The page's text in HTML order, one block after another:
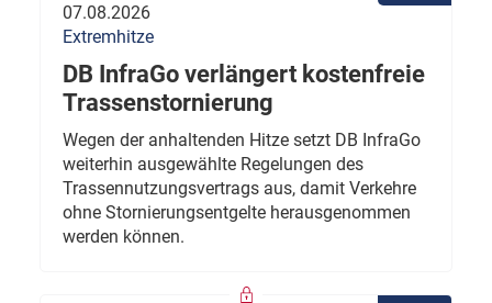
07.08.2026
Extremhitze
DB InfraGo verlängert kostenfreie
Trassenstornierung
Wegen der anhaltenden Hitze setzt DB InfraGo
weiterhin ausgewählte Regelungen des
Trassennutzungsvertrags aus, damit Verkehre
ohne Stornierungsentgelte herausgenommen
werden können.